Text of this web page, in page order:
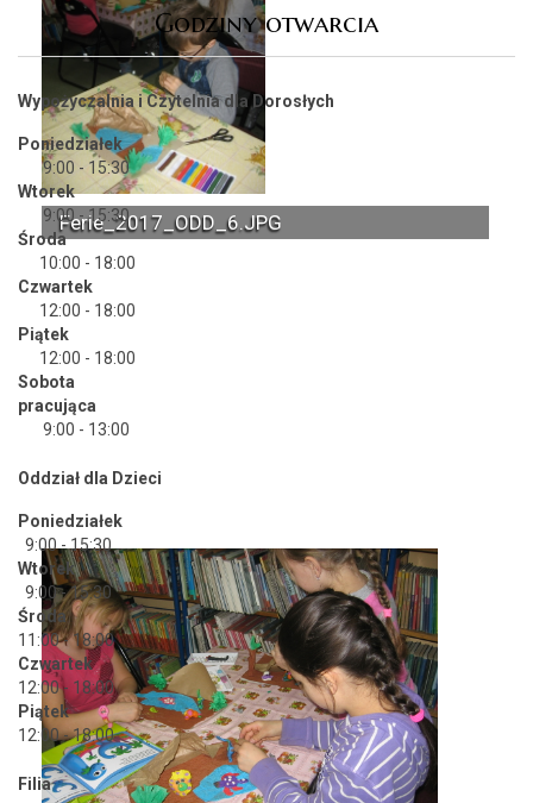
Ferie_2017_ODD_6.JPG
Godziny otwarcia
Wypożyczalnia i Czytelnia dla Dorosłych
Poniedziałek
9:00 - 15:30
Wtorek
9:00 - 15:30
Środa
10:00 - 18:00
Czwartek
12:00 - 18:00
Piątek
12:00 - 18:00
Sobota
pracująca
9:00 - 13:00
Oddział dla Dzieci
Poniedziałek
9:00 - 15:30
Wtorek
9:00 - 15:30
Środa
11:00 - 18:00
Czwartek
12:00 - 18:00
Piątek
12:00 - 18:00
Filia